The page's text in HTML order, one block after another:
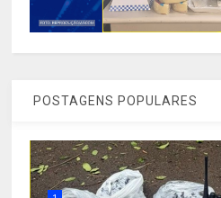
POSTAGENS POPULARES